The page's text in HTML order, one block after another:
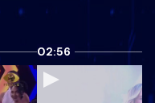
02:56